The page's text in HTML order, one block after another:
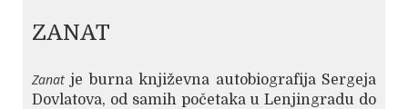
ZANAT
Zanat je burna književna autobiografija Sergeja
Dovlatova, od samih početaka u Lenjingradu do